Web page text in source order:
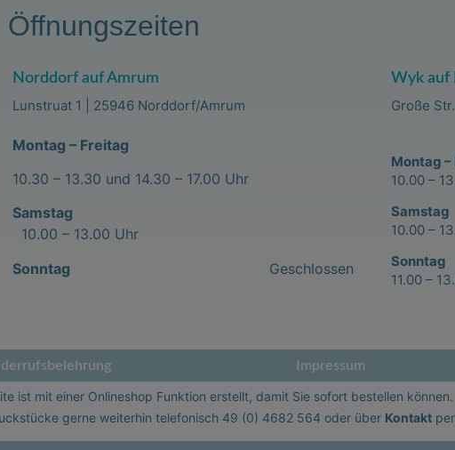
Öffnungszeiten
Norddorf auf Amrum
Lunstruat 1 | 25946 Norddorf/Amrum
Montag – Freitag
10.30 – 13.30 und 14.30 – 17.00 Uhr
Samstag
10.00 – 13.00 Uhr
Sonntag Geschlossen
Wyk auf
Große
Montag
10.00 –
Samstag
10.00 –
Sonntag
11.00 –
Impressum
ist mit einer Onlineshop Funktion erstellt, damit Sie sofort bestellen können.
gerne weiterhin telefonisch 49 (0) 4682 564 oder über Kontakt